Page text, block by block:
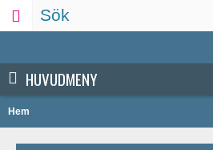
HUVUDMENY
Hem